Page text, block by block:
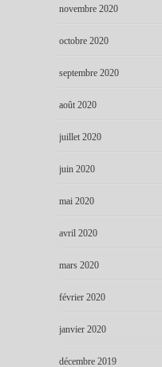
novembre 2020
octobre 2020
septembre 2020
août 2020
juillet 2020
juin 2020
mai 2020
avril 2020
mars 2020
février 2020
janvier 2020
décembre 2019